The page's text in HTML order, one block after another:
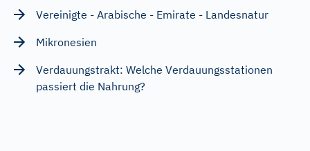
Vereinigte - Arabische - Emirate - Landesnatur
Mikronesien
Verdauungstrakt: Welche Verdauungsstationen
passiert die Nahrung?